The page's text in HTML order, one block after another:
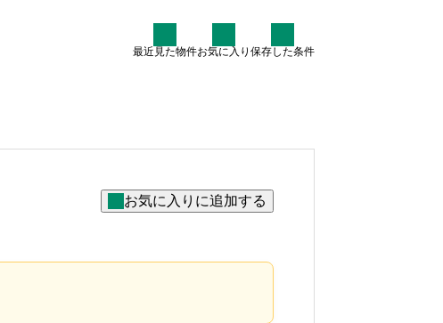
最近見た物件お気に入り 保存した条件
術